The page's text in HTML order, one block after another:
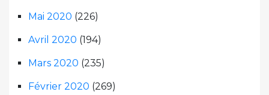
Mai 2020 (226)
Avril 2020 (194)
Mars 2020 (235)
Février 2020 (269)